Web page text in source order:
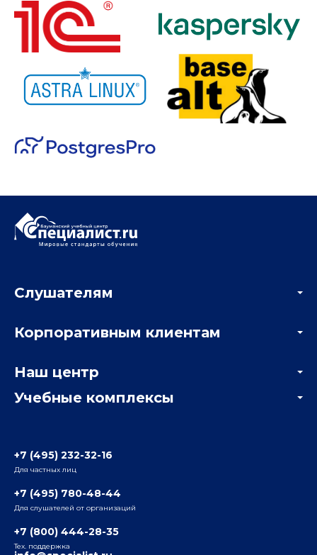
Учебные комплексы
Радио
ул. Радио, д.24, корпус 1, 2-й подъезд, 2-й этаж
ул. Воронцовская, д. 35Б, корп.2, 5-й этаж
Слушателям
Мастер-классы и вебинары
Корпоративным клиентам
Отзывы компаний
Наш центр
Информация о центре
+7 (495) 232-32-16
Для частных лиц
+7 (495) 780-48-44
Для слушателей от организаций
+7 (800) 444-28-35
Тех. поддержка